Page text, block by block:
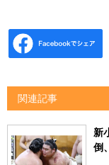
関連記事
新
倒